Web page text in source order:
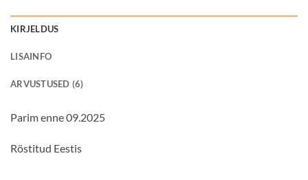
KIRJELDUS
LISAINFO
ARVUSTUSED (6)
Parim enne 09.2025
Röstitud Eestis